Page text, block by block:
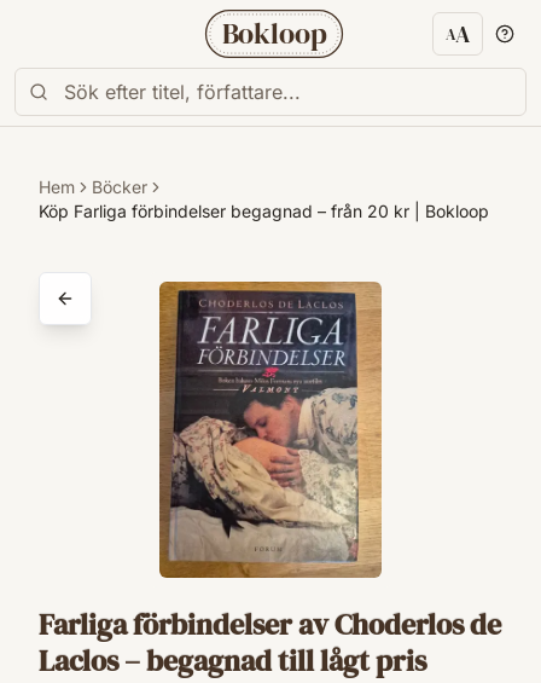
Bokloop AA
Hem
Böcker
Köp Farliga förbindelser begagnad – från 20 kr | Bokloop
Farliga förbindelser av Choderlos de
Laclos – begagnad till lågt pris